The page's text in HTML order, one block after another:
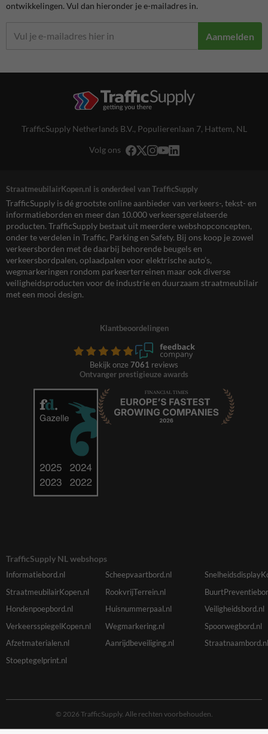
ontwikkelingen. Vul dan hieronder je e-mailadres in.
Aanmelden
TrafficSupply Netherlands B.V., Populierenlaan 7, Hattem, NL
Volg ons
StraatmeubilairKopen.nl is onderdeel van TrafficSupply
TrafficSupply is dé grootste online aanbieder van verkeers-, tekst- en
informatieborden en meer dan 10.000 verkeersgerelateerde
producten. TrafficSupply bestaat uit meerdere webshopconcepten,
onder te verdelen in Traffic, Parking en Safety. Bij ons koop je zowel
verkeersborden met de daarbij behorende beugels en
verkeersbordpalen, oplaadpalen voor elektrische auto’s,
wegmarkeringen rondom parkeerterreinen maar ook diverse
veiligheidsproducten voor de industrie en duurzaam straatmeubilair
met een mooi design.
Klantbeoordelingen
Bekijk onze 7061 reviews
Ontvanger prestigieuze awards
TrafficSupply NL webshops
Informatiebord.nl Scheepvaartbord.nl
StraatmeubilairKopen.nl
RookvrijTerrein.nl
Hondenpoepbord.nl
Huisnummerpaal.nl
Veiligheidsbord.nl
VerkeersspiegelKopen.nl
Wegmarkering.nl
Spoorwegbord.nl
Afzetmaterialen.nl
Aanrijdbeveiliging.nl
Straatnaambord.nl
Stoeptegelprint.nl
© 2026 TrafficSupply. Alle rechten voorbehouden.